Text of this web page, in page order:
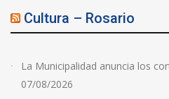
Cultura – Rosario
La Municipalidad anuncia los
07/08/2026